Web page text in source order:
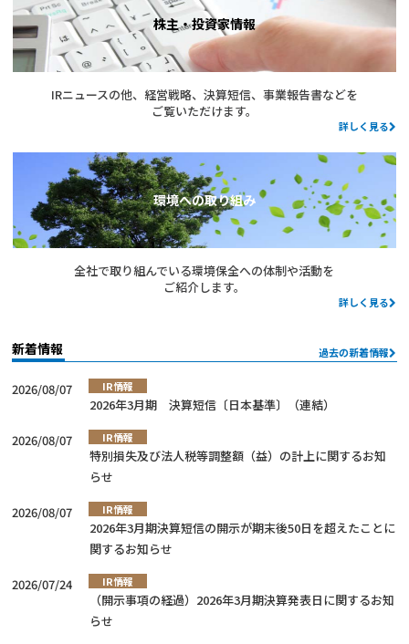
株主・投資家情報
IRニュースの他、経営戦略、決算短信、事業報告書などを
ご覧いただけます。
詳しく見る
環境への取り組み
全社で取り組んでいる環境保全への体制や活動を
ご紹介します。
詳しく見る
新着情報 過去の新着情報
2026/08/07 IR情報
2026年3月期 決算短信〔日本基準〕（連結）
2026/08/07 IR情報
特別損失及び法人税等調整額（益）の計上に関するお知
らせ
2026/08/07 IR情報
2026年3月期決算短信の開示が期末後50日を超えたことに
関するお知らせ
2026/07/24 IR情報
（開示事項の経過）2026年3月期決算発表日に関するお知
らせ